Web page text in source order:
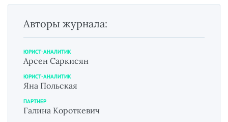
Авторы журнала:
ЮРИСТ-АНАЛИТИК
Арсен Саркисян
ЮРИСТ-АНАЛИТИК
Яна Польская
ПАРТНЕР
Галина Короткевич